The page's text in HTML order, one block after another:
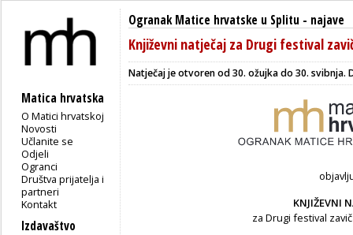
Matica hrvatska
O Matici hrvatskoj
Novosti
Učlanite se
Odjeli
Ogranci
Društva prijatelja i
partneri
Kontakt
Izdavaštvo
Ogranak Matice hrvatske u Splitu - najave
Književni natječaj za Drugi festival
Natječaj je otvoren od 30. ožujka do 30. svibnja.
KNJIŽEVNI
za Drugi festival